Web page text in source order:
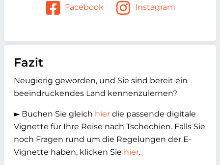
Facebook Instagram
Fazit
Neugierig geworden, und Sie sind bereit ein
beeindruckendes Land kennenzulernen?
► Buchen Sie gleich hier die passende digitale
Vignette für Ihre Reise nach Tschechien. Falls Sie
noch Fragen rund um die Regelungen der E-
Vignette haben, klicken Sie hier.